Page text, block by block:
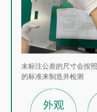
未标注公差的尺寸会按
的标准来制造并检测